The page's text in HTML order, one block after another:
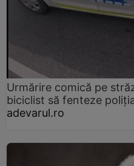
Urmărire comică pe
biciclist să fenteze
adevarul.ro